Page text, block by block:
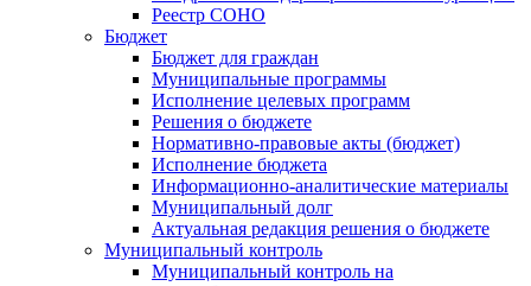
Реестр СОНО
Бюджет
Бюджет для граждан
Муниципальные программы
Исполнение целевых программ
Решения о бюджете
Нормативно-правовые акты (бюджет)
Исполнение бюджета
Информационно-аналитические материалы
Муниципальный долг
Актуальная редакция решения о бюджете
Муниципальный контроль
Муниципальный контроль на